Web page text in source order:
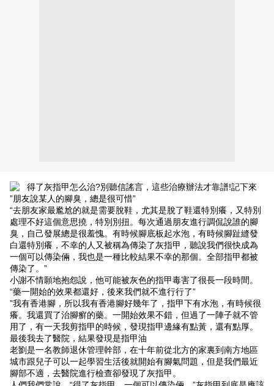
”朋友說某人的腳臭，總是很可惜”
“去朋友家最尷尬的就是需要脫鞋，尤其是脫了鞋還特別癢，又特別
處理不好這個意思撓，特別別扭。每次通過朋友進行調侃說誰的腳
臭，自己發展總是很羞愧。有時候腳底板起水泡，有時候腳趾縫發
白還特別癢，不幸的人又被稱為傳染了灰指甲，聽說我們很快成為
一個可以傳染倆，我也是一種比較結果不幸的那個。全部指甲都被
傳染了。”
小謝不情願地抱怨說，他可能被灰色的指甲毒害了很長一段時間。
“藥一開始的效果都還好，後來我們就不進行行了”
”我有香港腳，所以我有香港腳好幾年了，指甲下有水泡，有時候很
癢。我還買了治腳癬的藥。一開始效果不錯，但過了一陣子就不管
用了，有一天我剪指甲的時候，發現指甲邊緣有點黃，還有點厚。
最後我去了醫院，結果發現是指甲油
老劉是一名教師退休管理幹部，在十年前從北方的家裏到南方地區
城市跟兒子可以一起學習生活後就開始有腳氣問題，但是我們最近
腳部不適，去醫院進行檢查卻發現了灰指甲。